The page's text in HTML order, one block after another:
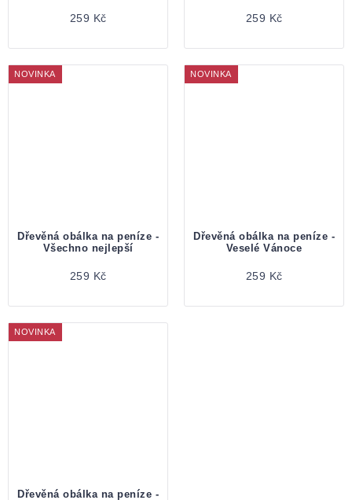
259 Kč 259 Kč
NOVINKA
Dřevěná obálka na peníze -
Všechno nejlepší
259 Kč
NOVINKA
Dřevěná obálka na peníze -
Veselé Vánoce
259 Kč
NOVINKA
Dřevěná obálka na peníze -